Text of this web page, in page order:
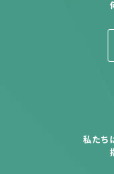
私たち